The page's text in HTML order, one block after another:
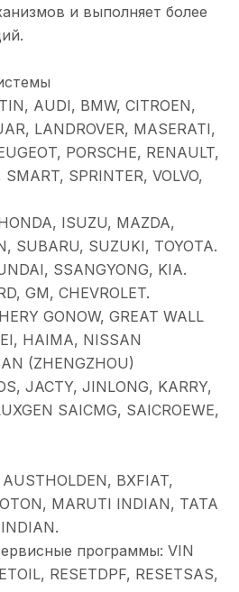
и выполняет более
AUDI, BMW, CITROEN,
LANDROVER, MASERATI,
PORSCHE, RENAULT,
SPRINTER, VOLVO,
ISUZU, MAZDA,
SUBARU, SUZUKI, TOYOTA.
SSANGYONG, KIA.
GM, CHEVROLET.
GONOW, GREAT WALL
HAIMA, NISSAN
(ZHENGZHOU)
JACTY, JINLONG, KARRY,
SAICMG, SAICROEWE,
BXFIAT,
MARUTI INDIAN, TATA
программы: VIN
RESETDPF, RESETSAS,